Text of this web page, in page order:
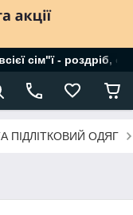
сім"ї - роздріб,
ПІДЛІТКОВИЙ ОДЯГ